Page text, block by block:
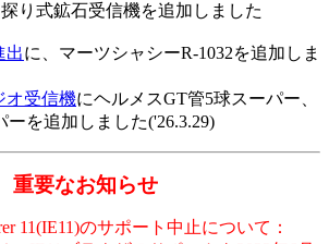
り式鉱石受信機を追加しました
出に、マーツシャシーR-1032を追加しま
オ受信機にヘルメスGT管5球スーパー、
ーを追加しました('26.3.29)
重要なお知らせ
11(IE11)のサポート中止について：